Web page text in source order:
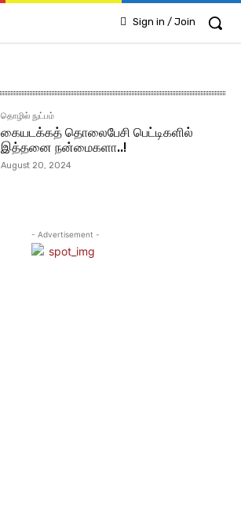
Sign in / Join
தொழில் நுட்பம்
கையடக்கத் தொலைபேசி பெட்டிகளில்
இத்தனை நன்மைகளா..!
August 20, 2024
- Advertisement -